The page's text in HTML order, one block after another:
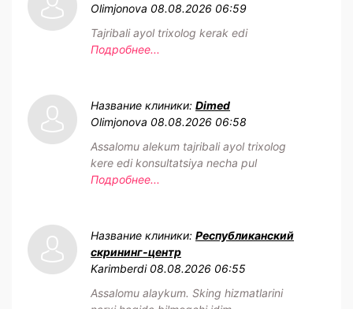
Olimjonova 08.08.2026 06:59
Tajribali ayol trixolog kerak edi
Подробнее...
Название клиники: Dimed
Olimjonova 08.08.2026 06:58
Assalomu alekum tajribali ayol trixolog
kere edi konsultatsiya necha pul
Подробнее...
Название клиники: Республиканский
скрининг-центр
Karimberdi 08.08.2026 06:55
Assalomu alaykum. Sking hizmatlarini